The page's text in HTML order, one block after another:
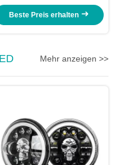
das Tagespositionslampe-LED
Beste Preis erhalten
Mehr anzeigen >>